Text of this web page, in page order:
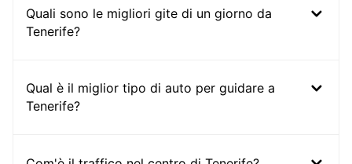
Quali sono le migliori gite di un giorno da
Tenerife?
Qual è il miglior tipo di auto per guidare a
Tenerife?